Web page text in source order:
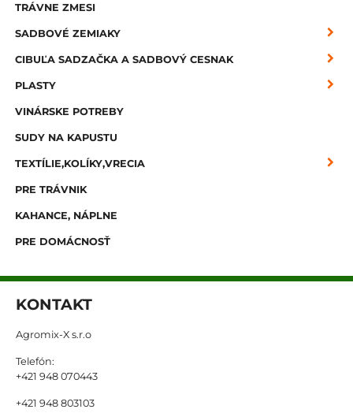
TRÁVNE ZMESI
SADBOVÉ ZEMIAKY
CIBUĽA SADZAČKA A SADBOVÝ CESNAK
PLASTY
VINÁRSKE POTREBY
SUDY NA KAPUSTU
TEXTÍLIE,KOLÍKY,VRECIA
PRE TRÁVNIK
KAHANCE, NÁPLNE
PRE DOMÁCNOSŤ
KONTAKT
Agromix-X s.r.o
Telefón:
+421 948 070443
+421 948 803103